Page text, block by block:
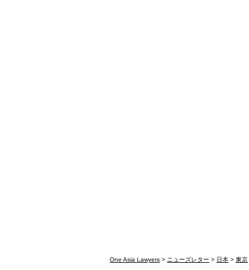
One Asia Lawyers > ニューズレター > 日本 > 東京